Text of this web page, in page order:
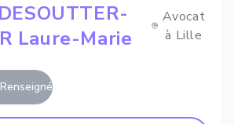
DESOUTTER-
Laure-Marie
Avocat
à Lille